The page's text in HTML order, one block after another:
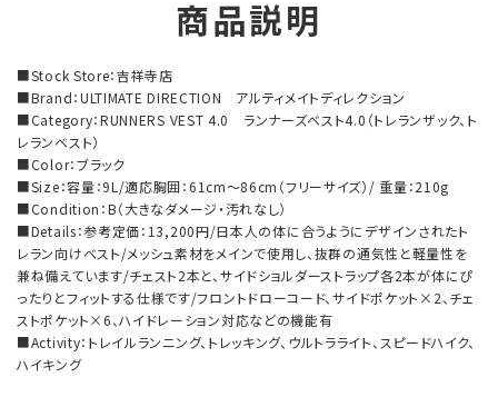
商品説明
■Stock Store：吉祥寺店
■Brand：ULTIMATE DIRECTION アルティメイトディレクション
■Category：RUNNERS VEST 4.0 ランナーズベスト4.0（トレランザック、ト
レランベスト）
■Color：ブラック
■Size：容量：9L/適応胸囲：61cm～86cm（フリーサイズ）/ 重量：210g
■Condition：B（大きなダメージ・汚れなし）
■Details：参考定価：13,200円/日本人の体に合うようにデザインされたト
レラン向けベスト/メッシュ素材をメインで使用し、抜群の通気性と軽量性を
兼ね備えています/チェスト2本と、サイドショルダーストラップ各2本が体にぴ
ったりとフィットする仕様です/フロントドローコード、サイドポケット×2、チェ
ストポケット×6、ハイドレーション対応などの機能有
■Activity：トレイルランニング、トレッキング、ウルトラライト、スピードハイク、
ハイキング